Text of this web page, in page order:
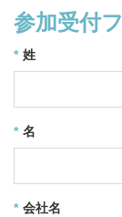
参加受付
* 姓
* 名
* 会社名